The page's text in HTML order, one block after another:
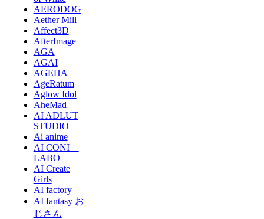
AERODOG
Aether Mill
Affect3D
AfterImage
AGA
AGAI
AGEHA
AgeRatum
Aglow Idol
AheMad
AI ADLUT
STUDIO
Ai anime
AI CONI
LABO
AI Create
Girls
AI factory
AI fantasy お
じさん